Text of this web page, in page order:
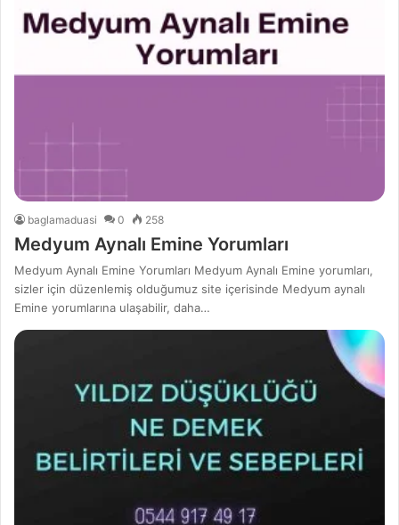
baglamaduasi 0 258
Medyum Aynalı Emine Yorumları
Medyum Aynalı Emine Yorumları Medyum Aynalı Emine yorumları,
sizler için düzenlemiş olduğumuz site içerisinde Medyum aynalı
Emine yorumlarına ulaşabilir, daha…